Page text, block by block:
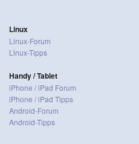
Linux
Linux-Forum
Linux-Tipps
Handy / Tablet
iPhone / iPad Forum
iPhone / iPad Tipps
Android-Forum
Android-Tipps